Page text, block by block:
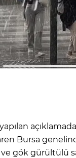
Bursa
gök gürültülü